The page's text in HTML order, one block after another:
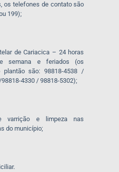
os telefones de contato são
199);
de Cariacica – 24 horas
semana e feriados (os
plantão são: 98818-4538 /
4330 / 98818-5302);
varrição e limpeza nas
do município;